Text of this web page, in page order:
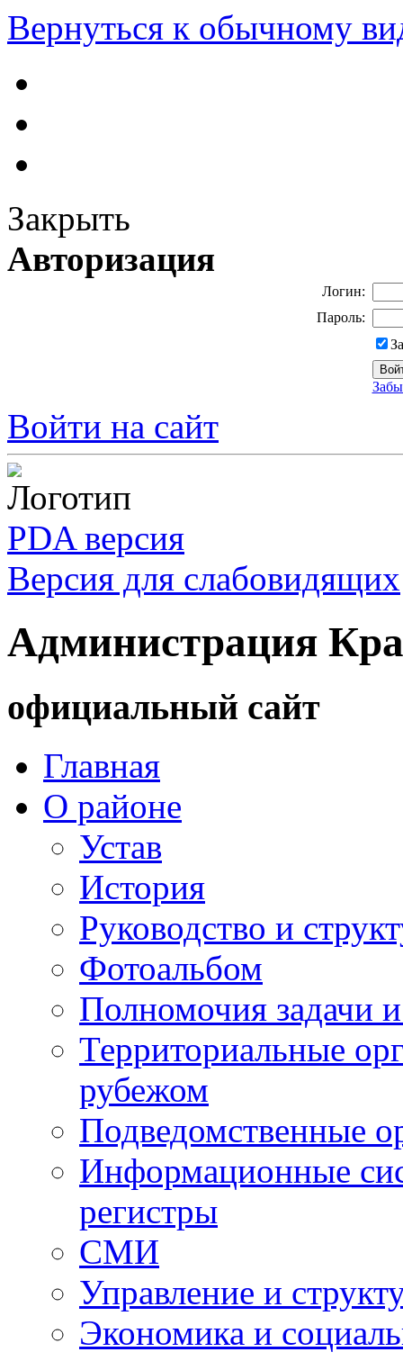
Вернуться к обычному
Закрыть
Авторизация
Логин:
Пароль:
Войти на сайт
PDA версия
Версия для слабовидящих
Администрация
официальный сайт
Главная
О районе
Устав
История
Руководство и
Фотоальбом
Полномочия задачи
Территориальные
рубежом
Подведомственные
Информационные
регистры
СМИ
Управление и
Экономика и